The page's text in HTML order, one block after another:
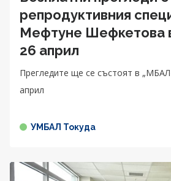
репродуктивния
Мефтуне Шефкетова
26 април
Прегледите ще се състоят в
април
УМБАЛ Токуда